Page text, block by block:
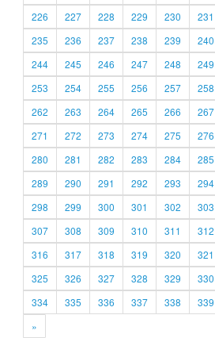
226
227 228 229 230 231
235
236 237 238 239 240
244
245 246 247 248 249
253
254 255 256 257 258
262
263 264 265 266 267
271
272 273 274 275 276
280
281 282 283 284 285
289
290 291 292 293 294
298
299 300 301 302 303
307
308 309 310 311 312
316
317 318 319 320 321
325
326 327 328 329 330
334
335 336 337 338 339
»